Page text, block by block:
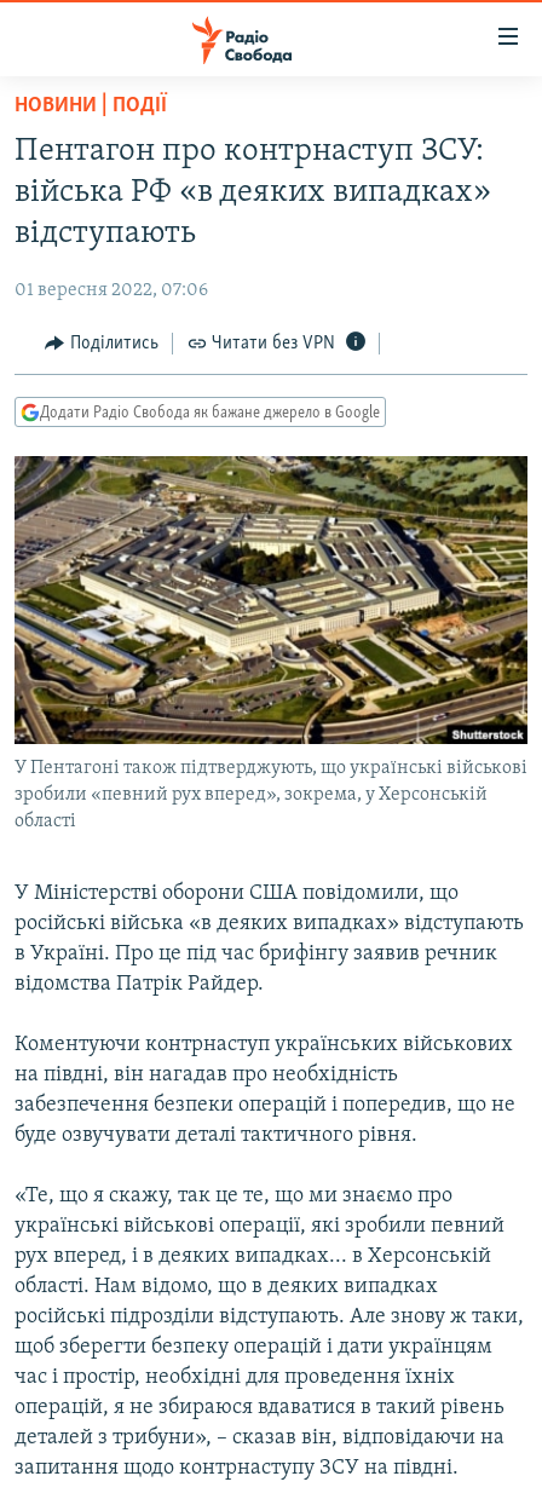
Перейти
основного
матеріалу
Перейти
до
основної
навігації
Перейти
до
пошуку
СТАТТІ
ЕКОНОМІКА
СУСПІЛЬСТВО
УКРАЇНА
СВІТ
РОСІЙСЬКА «ФІЛЬТРАЦІЯ»
ДОНБАС.РЕАЛІЇ
ТИ ЯК?
СХЕМИ
КИТАЙ.ВИКЛИКИ
МУЛЬТИМЕДІА
ФОТО
СПЕЦПРОЄКТИ
ПОДКАСТИ
КРИМ РЕАЛІЇ
РУС
КТАТ
ДОЛУЧАЙСЯ!
Усі сайти RFE/RL
НОВИНИ | ПОДІЇ
Пентагон про контрнаступ ЗСУ:
війська РФ «в деяких випадках»
відступають
01 вересня 2022, 07:06
Поділитись Читати без VPN
Додати Радіо Свобода як бажане джерело в Google
У Пентагоні також підтверджують, що українські військові
зробили «певний рух вперед», зокрема, у Херсонській
області
У Міністерстві оборони США повідомили, що
російські війська «в деяких випадках» відступають
в Україні. Про це під час брифінгу заявив речник
відомства Патрік Райдер.
Коментуючи контрнаступ українських військових
на півдні, він нагадав про необхідність
забезпечення безпеки операцій і попередив, що не
буде озвучувати деталі тактичного рівня.
«Те, що я скажу, так це те, що ми знаємо про
українські військові операції, які зробили певний
рух вперед, і в деяких випадках... в Херсонській
області. Нам відомо, що в деяких випадках
російські підрозділи відступають. Але знову ж таки,
щоб зберегти безпеку операцій і дати українцям
час і простір, необхідні для проведення їхніх
операцій, я не збираюся вдаватися в такий рівень
деталей з трибуни», – сказав він, відповідаючи на
запитання щодо контрнаступу ЗСУ на півдні.